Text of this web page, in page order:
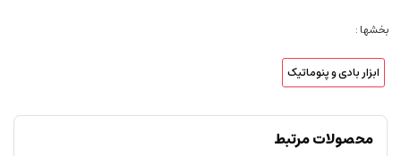
بخشها :
ابزار بادی و پنوماتیک
محصولات مرتبط